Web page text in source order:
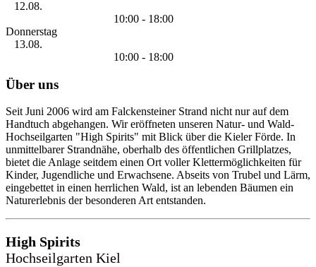
12.08.
10:00 - 18:00
Donnerstag
13.08.
10:00 - 18:00
Über uns
Seit Juni 2006 wird am Falckensteiner Strand nicht nur auf dem
Handtuch abgehangen. Wir eröffneten unseren Natur- und Wald-
Hochseilgarten "High Spirits" mit Blick über die Kieler Förde. In
unmittelbarer Strandnähe, oberhalb des öffentlichen Grillplatzes,
bietet die Anlage seitdem einen Ort voller Klettermöglichkeiten für
Kinder, Jugendliche und Erwachsene. Abseits von Trubel und Lärm,
eingebettet in einen herrlichen Wald, ist an lebenden Bäumen ein
Naturerlebnis der besonderen Art entstanden.
High Spirits
Hochseilgarten Kiel